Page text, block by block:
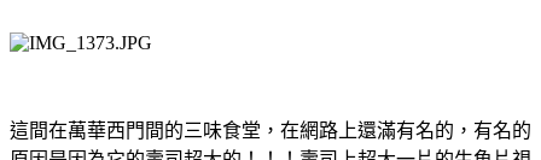
這間在萬華西門間的三味食堂，在網路上還滿有名的，有名的